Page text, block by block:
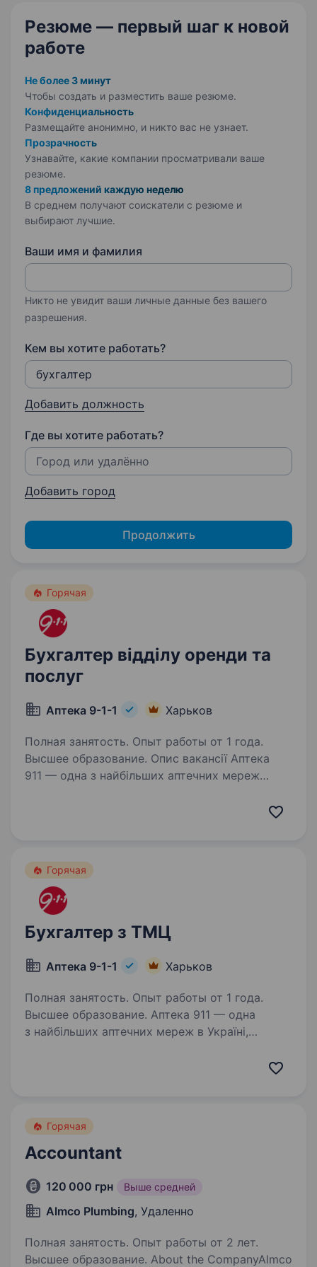
Резюме — первый шаг к новой
работе
Не более 3 минут
Чтобы создать и разместить ваше резюме.
Конфиденциальность
Размещайте анонимно, и никто вас не узнает.
Прозрачность
Узнавайте, какие компании просматривали ваше
резюме.
8 предложений каждую неделю
В среднем получают соискатели с резюме и
выбирают лучшие.
Ваши имя и фамилия
Никто не увидит ваши личные данные без вашего
разрешения.
Кем вы хотите работать?
Добавить должность
Где вы хотите работать?
Добавить город
Продолжить
Горячая
Бухгалтер відділу оренди та
послуг
Аптека 9-1-1 Харьков
Полная занятость. Опыт работы от 1 года.
Высшее образование. Опис вакансії Аптека
911 — одна з найбільших аптечних мереж
Горячая
Бухгалтер з ТМЦ
Аптека 9-1-1 Харьков
Полная занятость. Опыт работы от 1 года.
Высшее образование. Аптека 911 — одна
з найбільших аптечних мереж в Україні,
Обробка…
Горячая
Accountant
120 000 грн Выше средней
Almco Plumbing, Удаленно
Полная занятость. Опыт работы от 2 лет.
Высшее образование. About the CompanyAlmco